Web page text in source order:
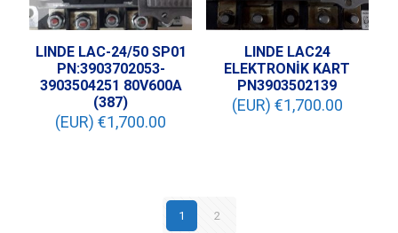
LINDE LAC-24/50 SP01
PN:3903702053-
3903504251 80V600A
(387)
(EUR) €1,700.00
LINDE LAC24
ELEKTRONİK KART
PN3903502139
(EUR) €1,700.00
1 2